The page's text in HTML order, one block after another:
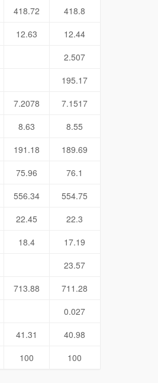
418.72
418.8
12.63
12.44
2.507
195.17
7.2078
7.1517
8.63
8.55
191.18
189.69
75.96
76.1
556.34
554.75
22.45
22.3
18.4
17.19
23.57
713.88
711.28
0.027
41.31
40.98
100 100